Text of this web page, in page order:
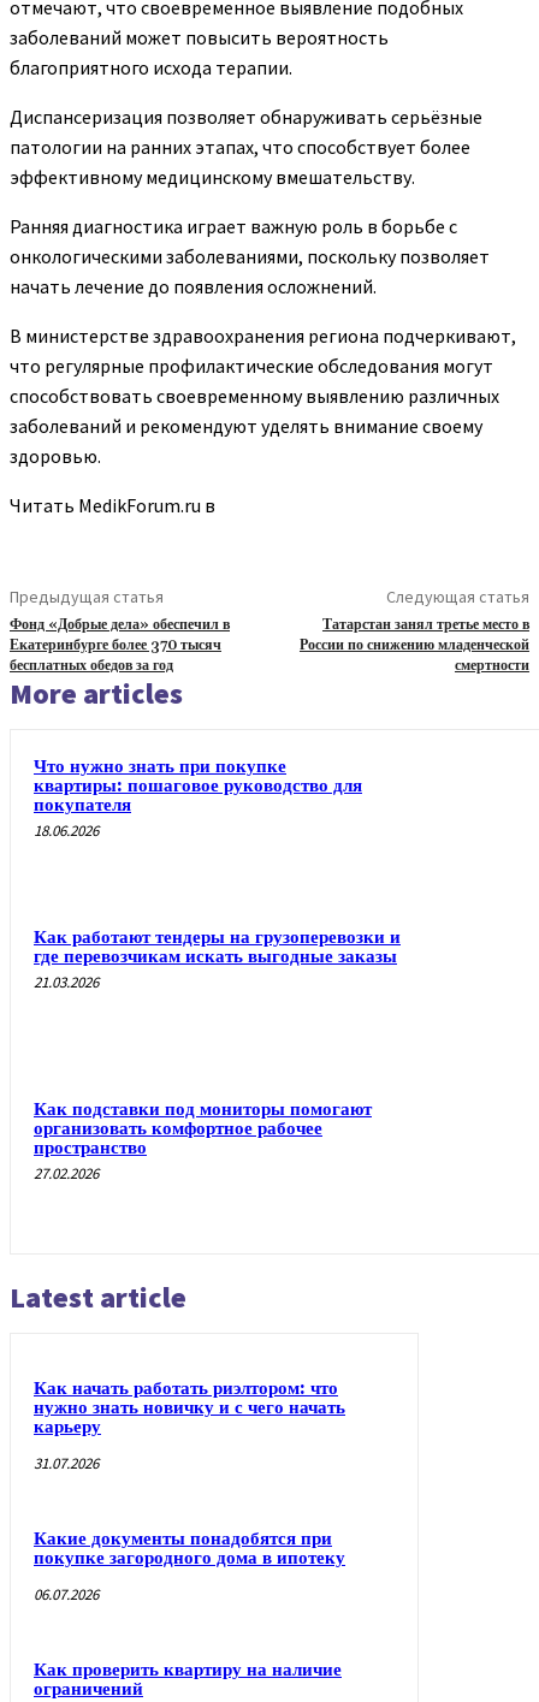
отмечают, что своевременное выявление подобных
заболеваний может повысить вероятность
благоприятного исхода терапии.
Диспансеризация позволяет обнаруживать серьёзные
патологии на ранних этапах, что способствует более
эффективному медицинскому вмешательству.
Ранняя диагностика играет важную роль в борьбе с
онкологическими заболеваниями, поскольку позволяет
начать лечение до появления осложнений.
В министерстве здравоохранения региона подчеркивают,
что регулярные профилактические обследования могут
способствовать своевременному выявлению различных
заболеваний и рекомендуют уделять внимание своему
здоровью.
Читать MedikForum.ru в
Предыдущая статья
Фонд «Добрые дела» обеспечил в
Екатеринбурге более 370 тысяч
бесплатных обедов за год
Следующая статья
Татарстан занял третье место в
России по снижению младенческой
смертности
More articles
Что нужно знать при покупке
квартиры: пошаговое руководство для
покупателя
18.06.2026
Как работают тендеры на грузоперевозки и
где перевозчикам искать выгодные заказы
21.03.2026
Как подставки под мониторы помогают
организовать комфортное рабочее
пространство
27.02.2026
Latest article
Как начать работать риэлтором: что
нужно знать новичку и с чего начать
карьеру
31.07.2026
Какие документы понадобятся при
покупке загородного дома в ипотеку
06.07.2026
Как проверить квартиру на наличие
ограничений